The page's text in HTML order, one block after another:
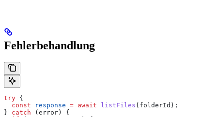
Fehlerbehandlung
try {
  const
response = await listFiles ( folderId );
} catch (error) {